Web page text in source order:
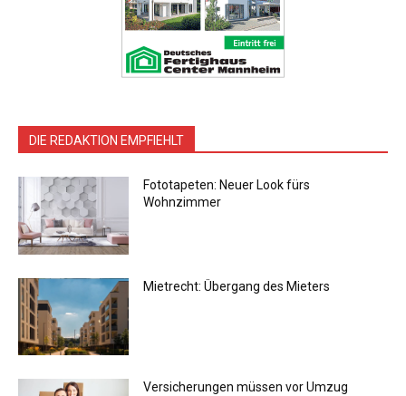
DIE REDAKTION EMPFIEHLT
Fototapeten: Neuer Look fürs
Wohnzimmer
Mietrecht: Übergang des Mieters
Versicherungen müssen vor Umzug